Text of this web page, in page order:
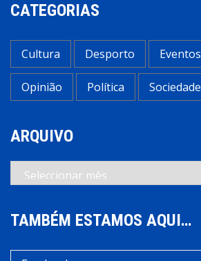
CATEGORIAS
Cultura Desporto Eventos
Opinião Política Sociedade
ARQUIVO
Arquivo
TAMBÉM ESTAMOS AQUI…